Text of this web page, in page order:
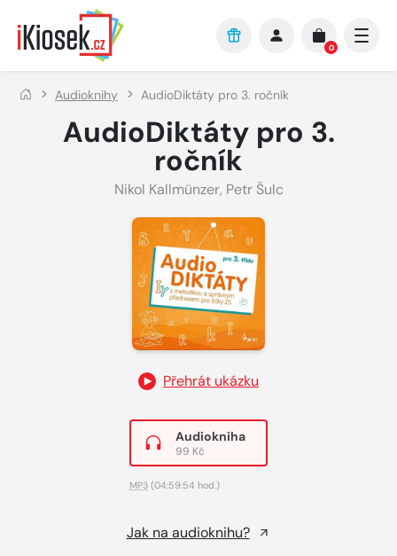
Přejít na hlavní obsah
0
Audioknihy AudioDiktáty pro 3. ročník
AudioDiktáty pro 3.
ročník
Nikol Kallmünzer, Petr Šulc
Přehrát ukázku
Audiokniha
99 Kč
MP3 (04:59:54 hod.)
Jak na audioknihu?